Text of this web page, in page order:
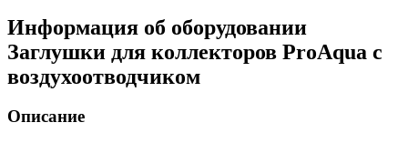
Информация об оборудовании
Заглушки для коллекторов ProAqua с
воздухоотводчиком
Описание